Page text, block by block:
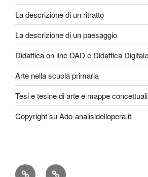
La descrizione di un ritratto
La descrizione di un paesaggio
Didattica on line DAD e Didattica
Arte nella scuola primaria
Tesi e tesine di arte e mappe concettuali
Copyright su Ado-analisidellopera.it
Privacy Cookie